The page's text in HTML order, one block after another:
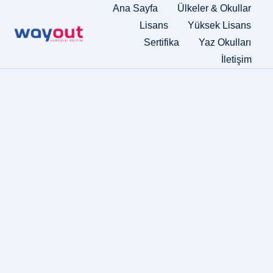
Ana Sayfa
Ülkeler & Okullar
Lisans
Yüksek Lisans
Sertifika
Yaz Okulları
İletişim